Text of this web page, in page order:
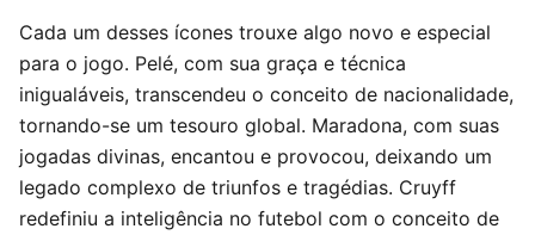
Cada um desses ícones trouxe algo novo e especial
para o jogo. Pelé, com sua graça e técnica
inigualáveis, transcendeu o conceito de nacionalidade,
tornando-se um tesouro global. Maradona, com suas
jogadas divinas, encantou e provocou, deixando um
legado complexo de triunfos e tragédias. Cruyff
redefiniu a inteligência no futebol com o conceito de